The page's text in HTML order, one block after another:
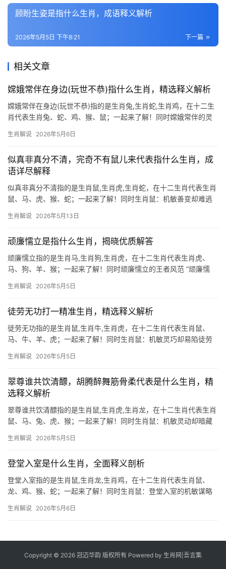
顾盼生姿是指什么生肖，成语释义解析
下一篇
2026年5月5日 下午8:21
相关文章
嫦娥常伴在身边(玩世不恭)指什么生肖，精选释义解析
嫦娥常伴在身边(玩世不恭)指的是生肖兔,生肖蛇,生肖鸡，在十二生
肖代表生肖兔、蛇、鸡、猴、鼠；一起来了解！同时嫦娥常伴的灵
娥，在生肖文化中却与生肖兔有着千丝万缕的联系，传说月宫捣药
生肖解说 2026年5月6日
似真非真分不清，完奇不有鼠儿来代表指什么生肖，成
语详尽解释
似真非真分不清指的是生肖鼠,生肖虎,生肖蛇，在十二生肖代表生肖
鼠、马、虎、猴、蛇；一起来了解！同时生肖鼠：机敏善变却难逃
肖之人天生伶俐，然2026年逢“子午相冲”，下半年恐遇“破财不止”，
生肖解说 2026年5月13日
顽廉懦立是指什么生肖，揭晓优质解答
顽廉懦立指的是生肖马,生肖狗,生肖虎，在十二生肖代表生肖虎、
马、狗、羊、猴；一起来了解！同时顽廉懦立的王者风范 “顽廉懦
神的化身，虎为百兽之王，天生具有震慑四方的威严，但同时又暗
生肖解说 2026年5月5日
徒劳无功打一精准生肖，精选释义解析
徒劳无功指的是生肖鼠,生肖牛,生肖虎，在十二生肖代表生肖鼠、
马、牛、羊、虎；一起来了解！同时生肖鼠：机敏灵巧却易陷徒劳
周而白费心力，明年甲辰年，水火相冲，29岁者事业恐遭打压，项
生肖解说 2026年5月5日
翠尊谁共饮清醥，胡腾醉舞筋骨柔代表是什么生肖，精
选释义解析
翠尊谁共饮清醥指的是生肖鼠,生肖虎,生肖龙，在十二生肖代表生肖
鼠、马、兔、虎、猴；一起来了解！同时生肖鼠：机敏灵动却暗藏
星照拂，项目推进顺遂，尤其29岁至51岁者易得贵人提携，然下半
生肖解说 2026年5月5日
登堂入室是什么生肖，全面释义剖析
登堂入室指的是生肖鼠,生肖龙,生肖鸡，在十二生肖代表生肖鼠、
龙、鸡、猴、蛇；一起来了解！同时生肖鼠：登堂入室的机敏谋略
这一智慧的化身，鼠年出生者天生具备敏锐的洞察力，能从小细节
生肖解说 2026年5月6日
Copyright © 2026 冠迈华韵 版权所有 Powered by 生肖网 吾言集